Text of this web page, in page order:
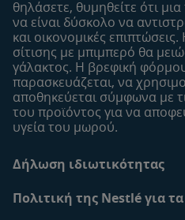
θηλάσετε, θυμηθείτε ότι
να είναι δύσκολο να
και οικονομικές
σίτισης με μπιμπερό θα
γάλακτος. Η βρεφική
παρασκευάζεται, να
αποθηκεύεται σύμφωνα με
του προϊόντος για να
υγεία του μωρού.
Δήλωση ιδιωτικότητας
Πολιτική της Nestlé για